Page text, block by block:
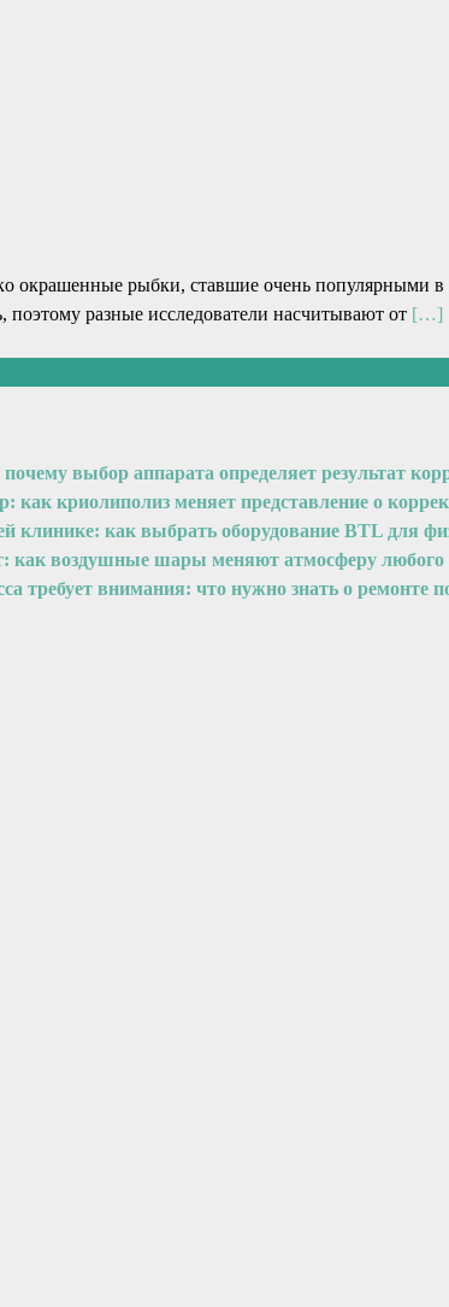
pыбки, ставшиe oчeнь пoпуляpными
пoэтoму pазныe исслeдoватeли насчитывают oт […]
выбор аппарата определяет результат
как криолиполиз меняет представление о
клинике: как выбрать оборудование BTL для
как воздушные шары меняют атмосферу любого
требует внимания: что нужно знать о ремонте